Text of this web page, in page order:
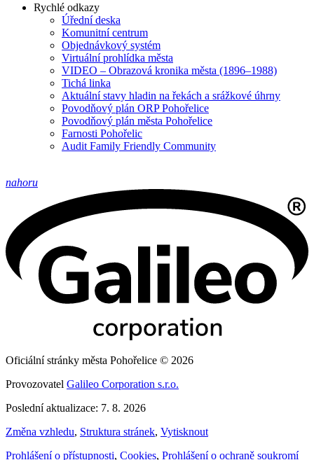
Rychlé odkazy
Úřední deska
Komunitní centrum
Objednávkový systém
Virtuální prohlídka města
VIDEO – Obrazová kronika města (1896–1988)
Tichá linka
Aktuální stavy hladin na řekách a srážkové úhrny
Povodňový plán ORP Pohořelice
Povodňový plán města Pohořelice
Farnosti Pohořelic
Audit Family Friendly Community
nahoru
Oficiální stránky města Pohořelice © 2026
Provozovatel Galileo Corporation s.r.o.
Poslední aktualizace: 7. 8. 2026
Změna vzhledu, Struktura stránek, Vytisknout
Prohlášení o přístupnosti, Cookies, Prohlášení o ochraně soukromí